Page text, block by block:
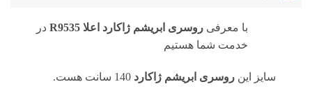
با معرفی روسری ابریشم ژاکارد اعلا R9535
در
خدمت شما هستیم
سایز این روسری ابریشم ژاکارد 140 سانت هست.